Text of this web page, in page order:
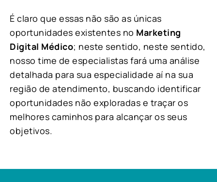
É claro que essas não são as únicas
oportunidades existentes no Marketing
Digital Médico; neste sentido, neste sentido,
nosso time de especialistas fará uma análise
detalhada para sua especialidade aí na sua
região de atendimento, buscando identificar
oportunidades não exploradas e traçar os
melhores caminhos para alcançar os seus
objetivos.